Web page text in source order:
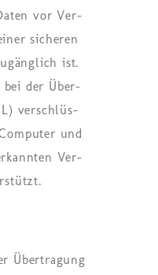
vor Ver­
si­che­ren
ist.
bei der Über­
ver­schlüs­
und
Ver­
Übertragung